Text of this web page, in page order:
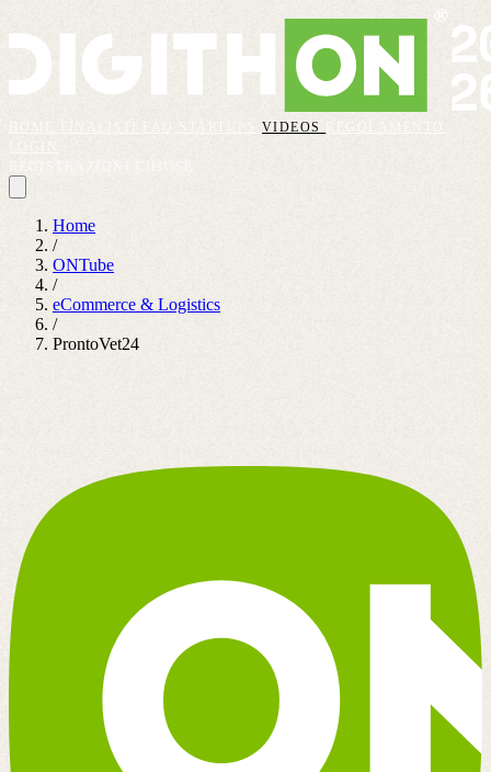
VIDEOS
REGOLAMENTO
Home
/
ONTube
/
eCommerce & Logistics
/
ProntoVet24